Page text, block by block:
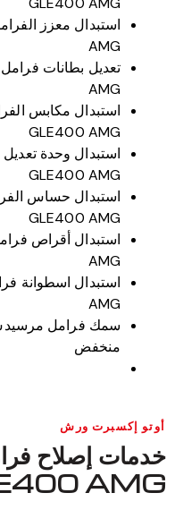
AMG
AMG
استبدال مكابس
GLE400 AMG
استبدال وحدة
GLE400 AMG
استبدال حساس
GLE400 AMG
AMG
AMG
منخفض
أوتو إكسبرت ورش
خدمات إصلاح
AMG